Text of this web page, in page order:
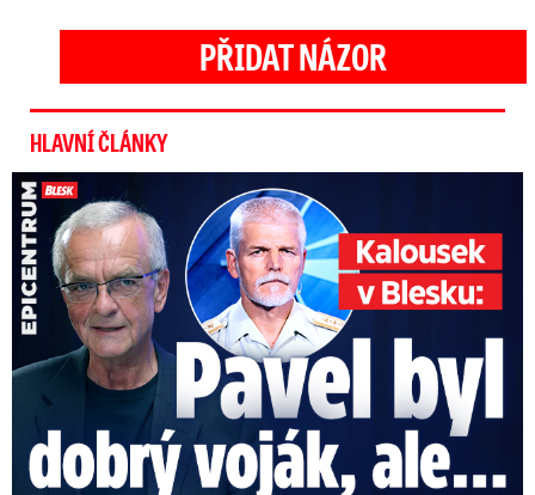
PŘIDAT NÁZOR
HLAVNÍ ČLÁNKY
Kalousek o prezidentovi: S Pavlem jsem se nesmířil!